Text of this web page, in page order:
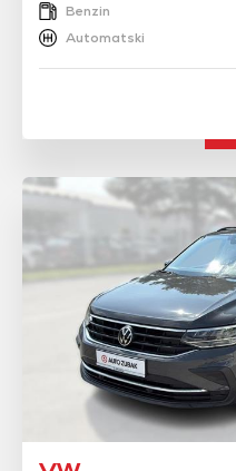
Benzin
Automatski